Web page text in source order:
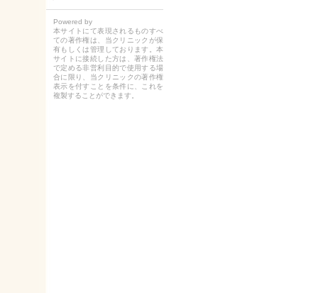
Powered by
本サイトにて表現されるものすべ
ての著作権は、当クリニックが保
有もしくは管理しております。本
サイトに接続した方は、著作権法
で定める非営利目的で使用する場
合に限り、当クリニックの著作権
表示を付すことを条件に、これを
複製することができます。